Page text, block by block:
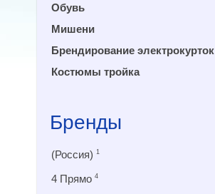
Обувь
Мишени
Брендирование электрокурток
Костюмы тройка
Бренды
(Россия) 1
4 Прямо 4